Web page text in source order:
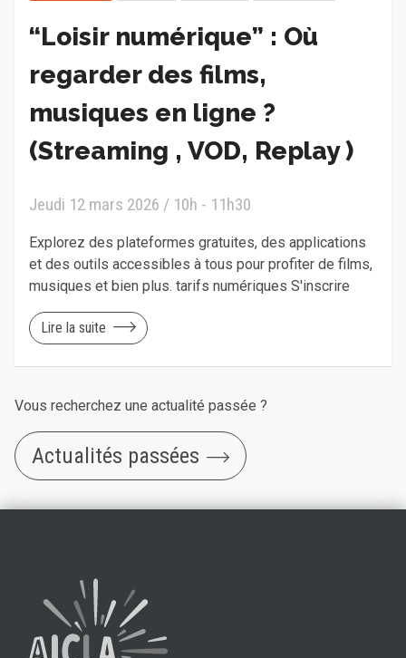
“Loisir numérique” : Où
regarder des films,
musiques en ligne ?
(Streaming , VOD, Replay )
Jeudi 12 mars 2026 / 10h - 11h30
Explorez des plateformes gratuites, des applications
et des outils accessibles à tous pour profiter de films,
musiques et bien plus. tarifs numériques S'inscrire
Lire la suite
Vous recherchez une actualité passée ?
Actualités passées